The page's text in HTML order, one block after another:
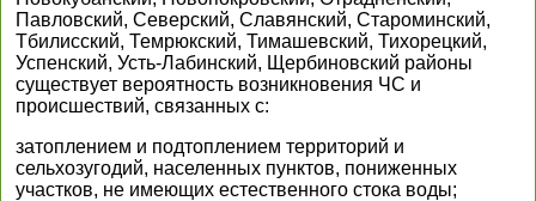
Павловский, Северский, Славянский, Староминский,
Тбилисский, Темрюкский, Тимашевский, Тихорецкий,
Успенский, Усть-Лабинский, Щербиновский районы
существует вероятность возникновения ЧС и
происшествий, связанных с:
затоплением и подтоплением территорий и
сельхозугодий, населенных пунктов, пониженных
участков, не имеющих естественного стока воды;